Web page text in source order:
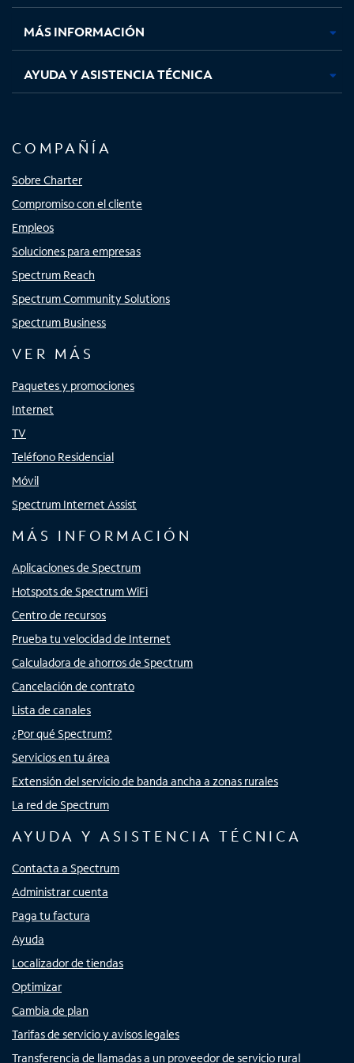
nuevanuevanuevanueva
MÁS INFORMACIÓN
AYUDA Y ASISTENCIA TÉCNICA
COMPAÑÍA
Sobre Charter
Compromiso con el cliente
Empleos
Soluciones para empresas
Spectrum Reach
Spectrum Community Solutions
Spectrum Business
VER MÁS
Paquetes y promociones
Internet
TV
Teléfono Residencial
Móvil
Spectrum Internet Assist
MÁS INFORMACIÓN
Aplicaciones de Spectrum
Hotspots de Spectrum WiFi
Centro de recursos
Prueba tu velocidad de Internet
Calculadora de ahorros de Spectrum
Cancelación de contrato
Lista de canales
¿Por qué Spectrum?
Servicios en tu área
Extensión del servicio de banda ancha a zonas rurales
La red de Spectrum
AYUDA Y ASISTENCIA TÉCNICA
Contacta a Spectrum
Administrar cuenta
Paga tu factura
Ayuda
Localizador de tiendas
Optimizar
Cambia de plan
Tarifas de servicio y avisos legales
Transferencia de llamadas a un proveedor de servicio rural